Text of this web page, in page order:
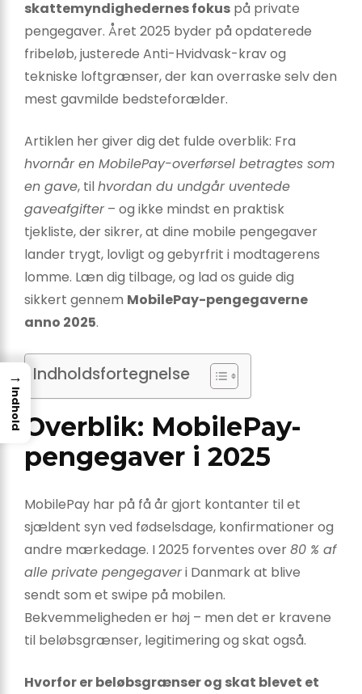
skattemyndighedernes fokus på private
pengegaver. Året 2025 byder på opdaterede
fribeløb, justerede Anti-Hvidvask-krav og
tekniske loftgrænser, der kan overraske selv den
mest gavmilde bedsteforælder.
Artiklen her giver dig det fulde overblik: Fra
hvornår en MobilePay-overførsel betragtes som
en gave, tilhvordan du undgår uventede
gaveafgifter– og ikke mindst en praktisk
tjekliste, der sikrer, at dine mobile pengegaver
lander trygt, lovligt og gebyrfrit i modtagerens
lomme. Læn dig tilbage, og lad os guide dig
sikkert gennem MobilePay-pengegaverne
anno 2025.
Indholdsfortegnelse
Overblik: MobilePay-
pengegaver i 2025
MobilePay har på få år gjort kontanter til et
sjældent syn ved fødselsdage, konfirmationer og
andre mærkedage. I 2025 forventes over80 % af
alle private pengegaveri Danmark at blive
sendt som et swipe på mobilen.
Bekvemmeligheden er høj – men det er kravene
til beløbsgrænser, legitimering og skat også.
Hvorfor er beløbsgrænser og skat blevet et
→
Indhold